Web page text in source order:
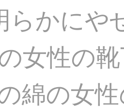
かにや
女性の
綿の女